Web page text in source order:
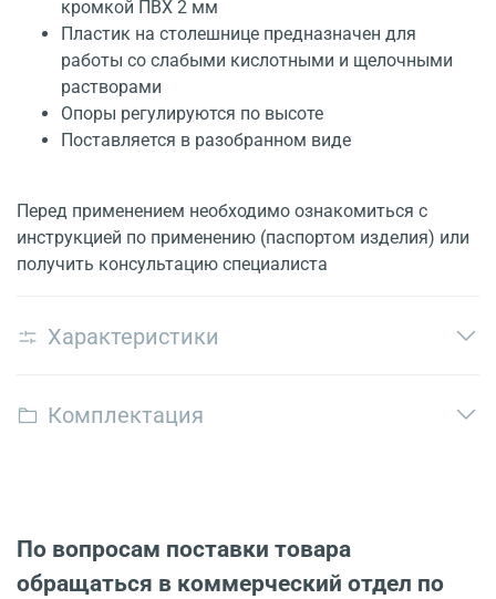
кромкой ПВХ 2 мм
Пластик на столешнице предназначен для
работы со слабыми кислотными и щелочными
растворами
Опоры регулируются по высоте
Поставляется в разобранном виде
Перед применением необходимо ознакомиться с
инструкцией по применению (паспортом изделия) или
получить консультацию специалиста
Характеристики
Комплектация
По вопросам поставки товара
обращаться в коммерческий отдел по